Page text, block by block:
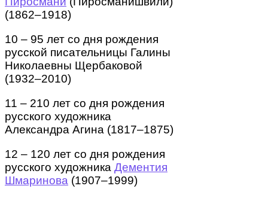
(1862–1918)
10 – 95 лет со дня рождения
русской писательницы Галины
Николаевны Щербаковой
(1932–2010)
11 – 210 лет со дня рождения
русского художника
Александра Агина (1817–1875)
12 – 120 лет со дня рождения
русского художника Дементия
Шмаринова (1907–1999)